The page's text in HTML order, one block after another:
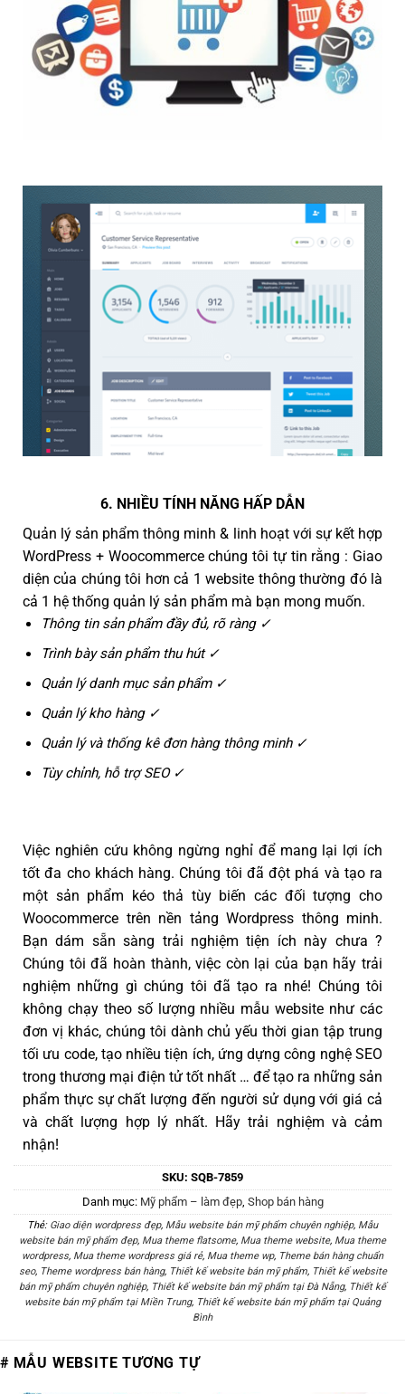
6. NHIỀU TÍNH NĂNG HẤP DẪN
Quản lý sản phẩm thông minh & linh hoạt với sự kết hợp
WordPress + Woocommerce chúng tôi tự tin rằng : Giao
diện của chúng tôi hơn cả 1 website thông thường đó là
cả 1 hệ thống quản lý sản phẩm mà bạn mong muốn.
Thông tin sản phẩm đầy đủ, rõ ràng ✓
Trình bày sản phẩm thu hút ✓
Quản lý danh mục sản phẩm ✓
Quản lý kho hàng ✓
Quản lý và thống kê đơn hàng thông minh ✓
Tùy chỉnh, hỗ trợ SEO ✓
Việc nghiên cứu không ngừng nghỉ để mang lại lợi ích
tốt đa cho khách hàng. Chúng tôi đã đột phá và tạo ra
một sản phẩm kéo thả tùy biến các đối tượng cho
Woocommerce trên nền tảng Wordpress thông minh.
Bạn dám sẵn sàng trải nghiệm tiện ích này chưa ?
Chúng tôi đã hoàn thành, việc còn lại của bạn hãy trải
nghiệm những gì chúng tôi đã tạo ra nhé! Chúng tôi
không chạy theo số lượng nhiều mẫu website như các
đơn vị khác, chúng tôi dành chủ yếu thời gian tập trung
tối ưu code, tạo nhiều tiện ích, ứng dựng công nghệ SEO
trong thương mại điện tử tốt nhất … để tạo ra những sản
phẩm thực sự chất lượng đến người sử dụng với giá cả
và chất lượng hợp lý nhất. Hãy trải nghiệm và cảm
nhận!
SKU: SQB-7859
Danh mục: Mỹ phẩm – làm đẹp, Shop bán hàng
Thẻ: Giao diện wordpress đẹp, Mẫu website bán mỹ phẩm chuyên nghiệp, Mẫu
website bán mỹ phẩm đẹp, Mua theme flatsome, Mua theme website, Mua theme
wordpress, Mua theme wordpress giá rẻ, Mua theme wp, Theme bán hàng chuẩn
seo, Theme wordpress bán hàng, Thiết kế website bán mỹ phẩm, Thiết kế website
bán mỹ phẩm chuyên nghiệp, Thiết kế website bán mỹ phẩm tại Đà Nẵng, Thiết kế
website bán mỹ phẩm tại Miền Trung, Thiết kế website bán mỹ phẩm tại Quảng
Bình
# MẪU WEBSITE TƯƠNG TỰ